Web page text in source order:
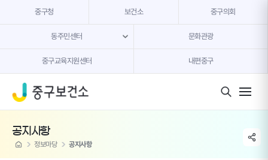
중구청 보건소 중구의회
동주민센터 문화관광
중구교육지원센터 내편중구
공지사항
home 정보마당 공지사항
share